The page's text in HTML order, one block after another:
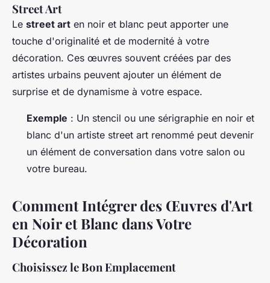
Street Art
Le street art en noir et blanc peut apporter une
touche d'originalité et de modernité à votre
décoration. Ces œuvres souvent créées par des
artistes urbains peuvent ajouter un élément de
surprise et de dynamisme à votre espace.
Exemple : Un stencil ou une sérigraphie en noir et
blanc d'un artiste street art renommé peut devenir
un élément de conversation dans votre salon ou
votre bureau.
Comment Intégrer des Œuvres d'Art
en Noir et Blanc dans Votre
Décoration
Choisissez le Bon Emplacement